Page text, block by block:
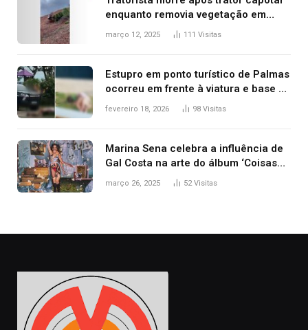
enquanto removia vegetação em
ribanceira de rodovia
março 12, 2025 111 Visitas
Estupro em ponto turístico de Palmas
ocorreu em frente à viatura e base de
segurança; polícia investiga
fevereiro 18, 2026 98 Visitas
Marina Sena celebra a influência de
Gal Costa na arte do álbum ‘Coisas
naturais’
março 26, 2025 52Visitas